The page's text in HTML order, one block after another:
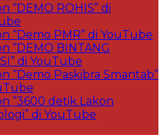
“DEMO ROHIS” di
“Demo PMR” di YouTube
“DEMO BINTANG
di YouTube
“Demo Paskibra Smantab”
“3600 detik Lakon
di YouTube